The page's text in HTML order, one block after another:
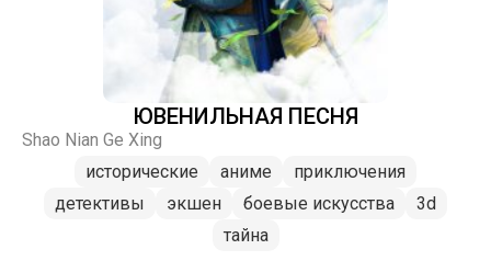
ЮВЕНИЛЬНАЯ ПЕСНЯ
Shao Nian Ge Xing
исторические
аниме
приключения
детективы
экшен боевые искусства
3d
тайна